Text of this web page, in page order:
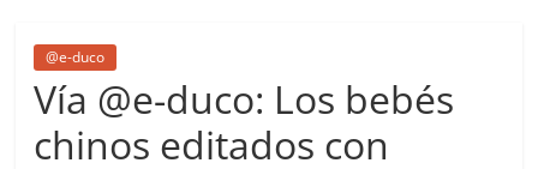
del
Conocimiento
@e-duco
Vía @e-duco: Los bebés
chinos editados con